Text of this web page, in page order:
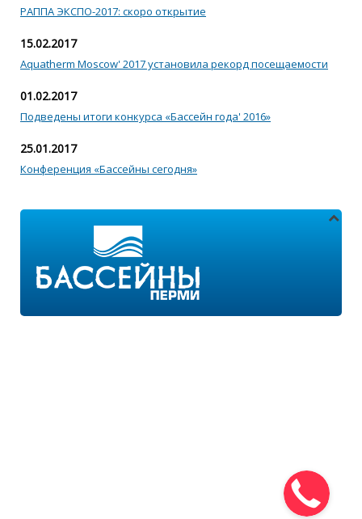
РАППА ЭКСПО-2017: скоро открытие
15.02.2017
Aquatherm Moscow' 2017 установила рекорд посещаемости
01.02.2017
Подведены итоги конкурса «Бассейн года' 2016»
25.01.2017
Конференция «Бассейны сегодня»